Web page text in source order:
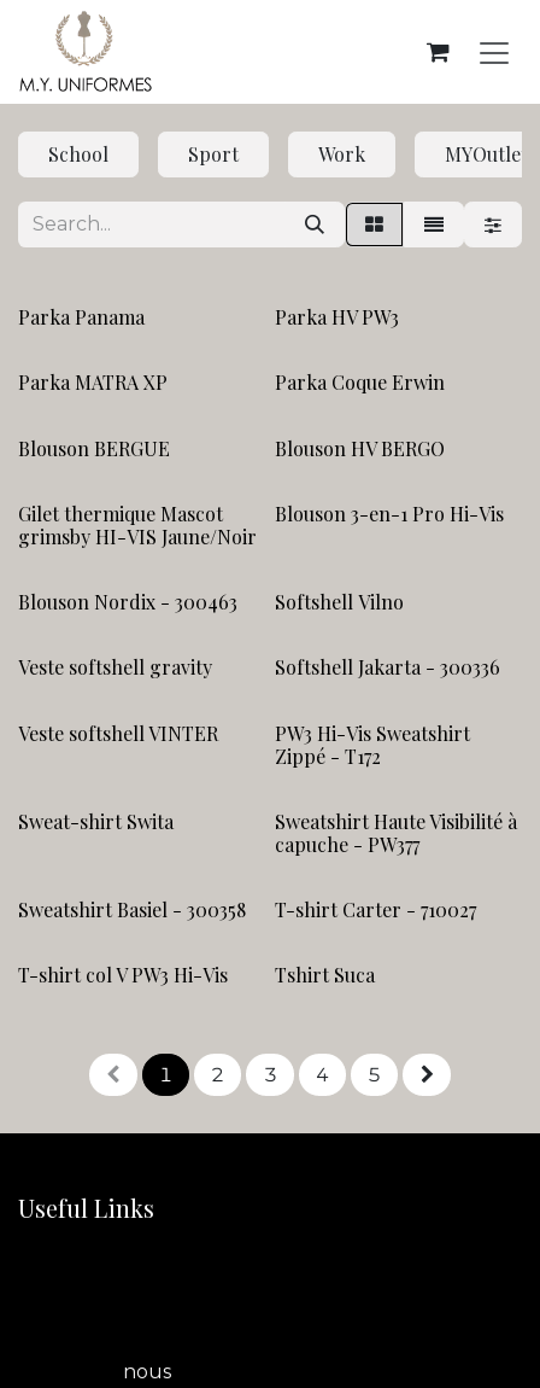
Skip to Content
School Sport Work MYOutlet
Parka Panama Parka HV PW3
Parka MATRA XP Parka Coque Erwin
Blouson BERGUE Blouson HV BERGO
Gilet thermique Mascot
grimsby HI-VIS Jaune/Noir
Blouson 3-en-1 Pro Hi-Vis
Blouson Nordix - 300463 Softshell Vilno
Veste softshell gravity Softshell Jakarta - 300336
Veste softshell VINTER
PW3 Hi-Vis Sweatshirt
Zippé - T172
Sweat-shirt Swita
Sweatshirt Haute Visibilité à
capuche - PW377
Sweatshirt Basiel - 300358 T-shirt Carter - 710027
T-shirt col V PW3 Hi-Vis Tshirt Suca
1 2 3 4 5
Useful Links
nous